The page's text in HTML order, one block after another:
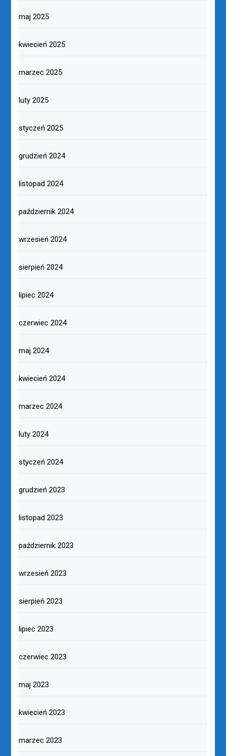
maj 2025
kwiecień 2025
marzec 2025
luty 2025
styczeń 2025
grudzień 2024
listopad 2024
październik 2024
wrzesień 2024
sierpień 2024
lipiec 2024
czerwiec 2024
maj 2024
kwiecień 2024
marzec 2024
luty 2024
styczeń 2024
grudzień 2023
listopad 2023
październik 2023
wrzesień 2023
sierpień 2023
lipiec 2023
czerwiec 2023
maj 2023
kwiecień 2023
marzec 2023